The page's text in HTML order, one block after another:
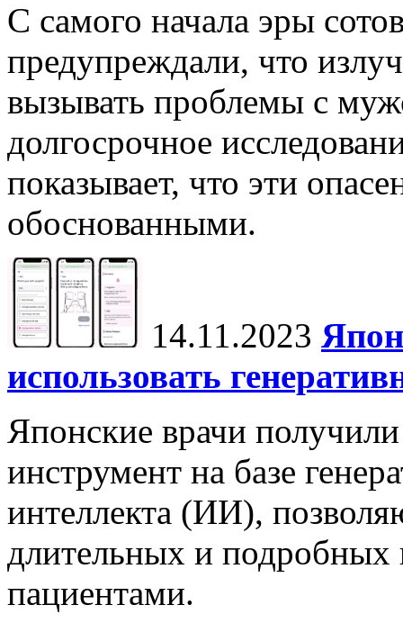
С самого начала эры
предупреждали, что
вызывать проблемы с
долгосрочное
показывает, что эти
обоснованными.
14.11.2023
использовать
Японские врачи
инструмент на базе
интеллекта (ИИ),
длительных и подробных
пациентами.